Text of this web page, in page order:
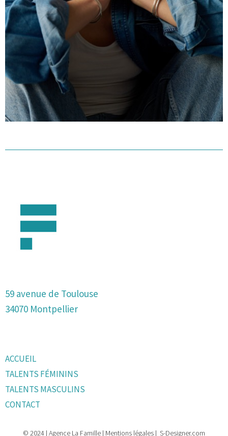
ACCUEIL
TALENTS FÉMININS
TALENTS MASCULINS
CONTACT
59 avenue de Toulouse
34070 Montpellier
© 2024 | Agence La Famille | Mentions légales | S-Designer.com